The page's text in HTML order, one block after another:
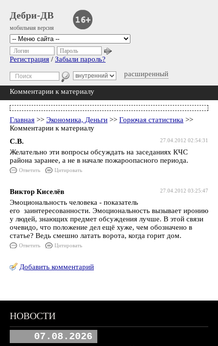
Дебри-ДВ
мобильная версия
расширенный
Логин Пароль
Регистрация / Забыли пароль?
Комментарии к материалу
Главная >> Экономика, Деньги >> Горючая статистика >>
Комментарии к материалу
27.04.2012 02:54:31
С.В.
Желательно эти вопросы обсуждать на заседаниях КЧС
района заранее, а не в начале пожароопасного периода.
Ответить Цитировать
27.04.2012 03:25:47
Виктор Киселёв
Эмоциональность человека - показатель
его заинтересованности. Эмоциональность вызывает иронию
у людей, знающих предмет обсуждения лучше. В этой связи
очевидо, что положение дел ещё хуже, чем обозначено в
статье? Ведь смешно латать ворота, когда горит дом.
Ответить Цитировать
Добавить комментарий
НОВОСТИ
07.08.2026